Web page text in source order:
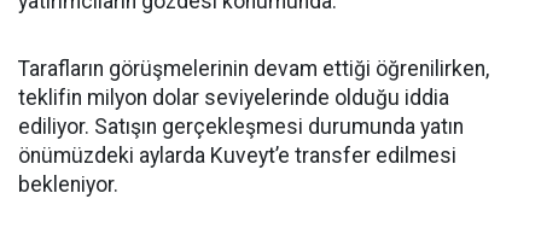
Tarafların görüşmelerinin devam ettiği öğrenilirken,
teklifin milyon dolar seviyelerinde olduğu iddia
ediliyor. Satışın gerçekleşmesi durumunda yatın
önümüzdeki aylarda Kuveyt’e transfer edilmesi
bekleniyor.